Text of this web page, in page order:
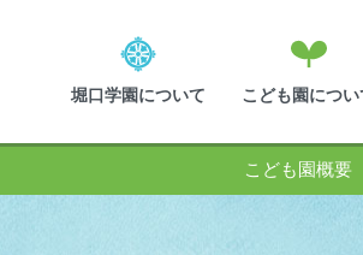
堀口学園について こども園につい
こども園概要